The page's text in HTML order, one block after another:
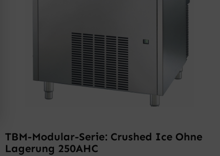
TBM-Modular-Serie: Crushed Ice Ohne
Lagerung 250AHC